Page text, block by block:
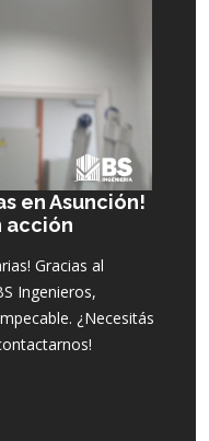
en Asunción!
acción
Gracias al
Ingenieros,
¿Necesitás